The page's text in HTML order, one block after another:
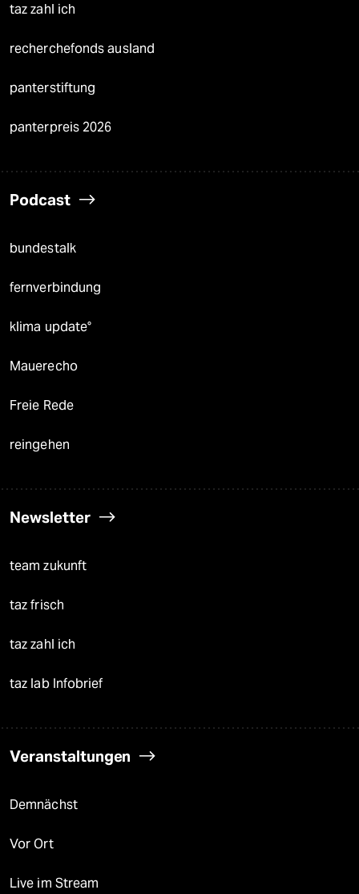
taz zahl ich
recherchefonds ausland
panterstiftung
panterpreis 2026
Podcast
bundestalk
fernverbindung
klima update°
Mauerecho
Freie Rede
reingehen
Newsletter
team zukunft
taz frisch
taz zahl ich
taz lab Infobrief
Veranstaltungen
Demnächst
Vor Ort
Live im Stream